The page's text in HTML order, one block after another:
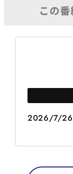
2026/7/